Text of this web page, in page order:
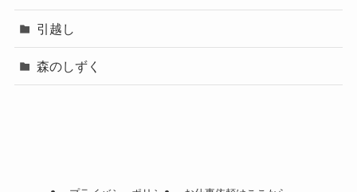
引越し
森のしずく